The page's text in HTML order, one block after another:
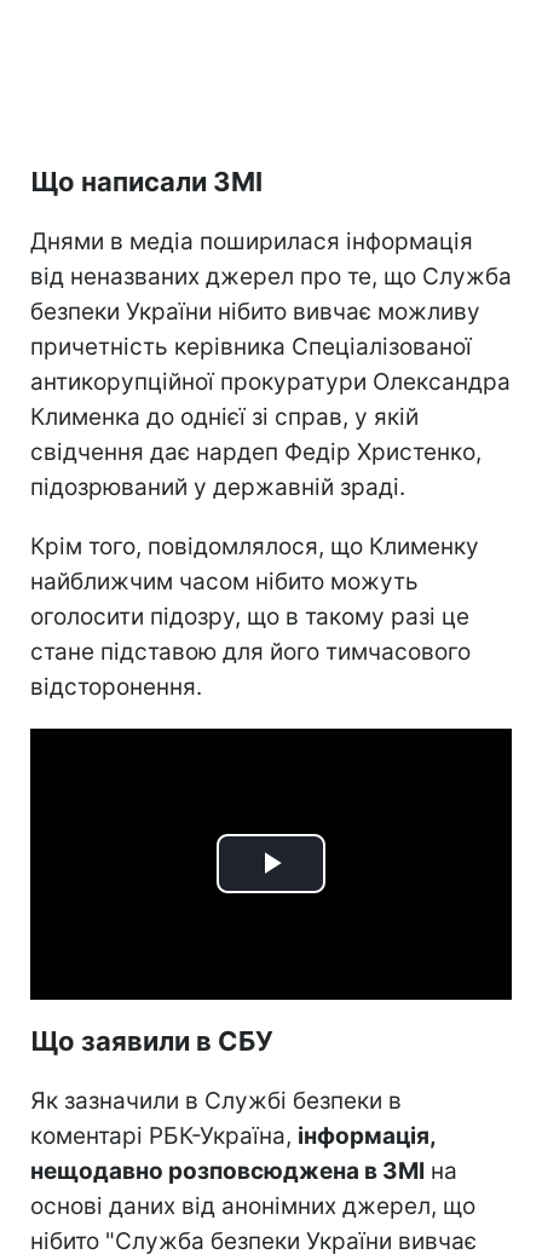
Що написали ЗМІ
Днями в медіа поширилася інформація
від неназваних джерел про те, що Служба
безпеки України нібито вивчає можливу
причетність керівника Спеціалізованої
антикорупційної прокуратури Олександра
Клименка до однієї зі справ, у якій
свідчення дає нардеп Федір Христенко,
підозрюваний у державній зраді.
Крім того, повідомлялося, що Клименку
найближчим часом нібито можуть
оголосити підозру, що в такому разі це
стане підставою для його тимчасового
відсторонення.
Play
Що заявили в СБУ
Як зазначили в Службі безпеки в
коментарі РБК-Україна, інформація,
нещодавно розповсюджена в ЗМІ на
основі даних від анонімних джерел, що
нібито "Служба безпеки України вивчає